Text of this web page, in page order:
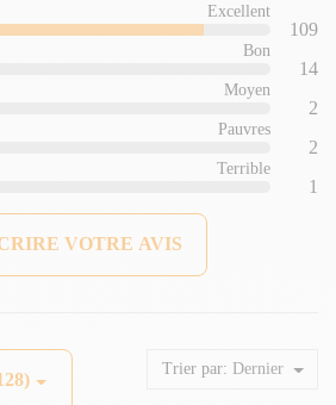
Excellent
109
Bon
14
Moyen
2
Pauvres
2
Terrible
1
VOTRE AVIS
Trier par: Dernier